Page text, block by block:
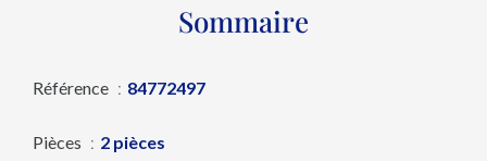
Sommaire
Référence 84772497
Pièces 2 pièces